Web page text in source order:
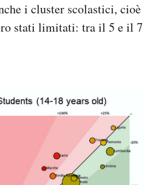
i cluster scolastici,
stati limitati: tra il 5 e il